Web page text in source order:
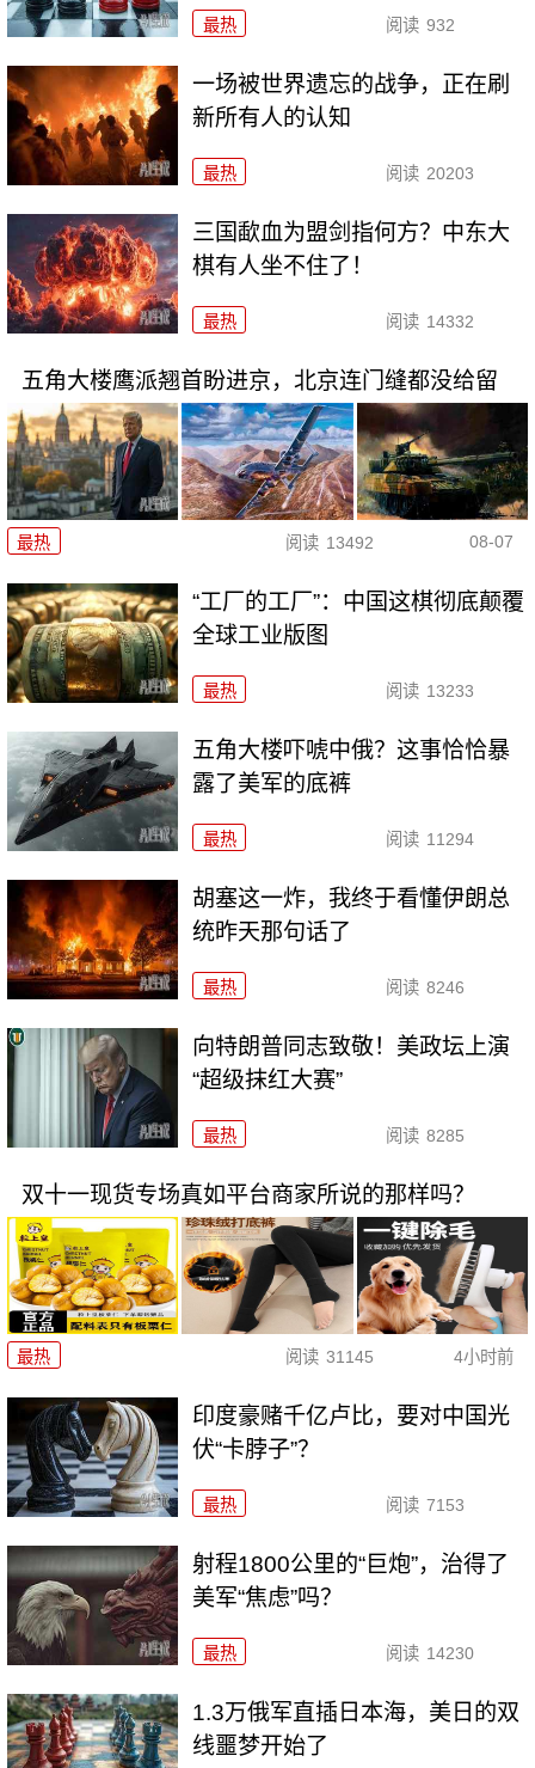
最热 阅读 932
一场被世界遗忘的战争，正在刷
新所有人的认知
最热 阅读 20203
三国歃血为盟剑指何方？中东大
棋有人坐不住了！
最热 阅读 14332
五角大楼鹰派翘首盼进京，北京连门缝都没给留
最热 阅读 13492 08-07
“工厂的工厂”：中国这棋彻底颠覆
全球工业版图
最热 阅读 13233
五角大楼吓唬中俄？这事恰恰暴
露了美军的底裤
最热 阅读 11294
胡塞这一炸，我终于看懂伊朗总
统昨天那句话了
最热 阅读 8246
向特朗普同志致敬！美政坛上演
“超级抹红大赛”
最热 阅读 8285
双十一现货专场真如平台商家所说的那样吗？
最热 阅读 31145 4小时前
印度豪赌千亿卢比，要对中国光
伏“卡脖子”？
最热 阅读 7153
射程1800公里的“巨炮”，治得了
美军“焦虑”吗？
最热 阅读 14230
1.3万俄军直插日本海，美日的双
线噩梦开始了